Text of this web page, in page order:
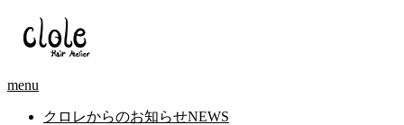
menu
クロレからのお知らせNEWS